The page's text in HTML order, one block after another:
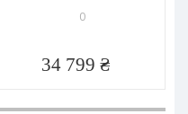
0
34 799 ₴